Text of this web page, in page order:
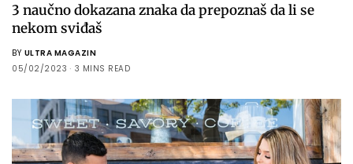
3 naučno dokazana znaka da prepoznaš da li se
nekom sviđaš
BY ULTRA MAGAZIN
05/02/2023
3 MINS READ